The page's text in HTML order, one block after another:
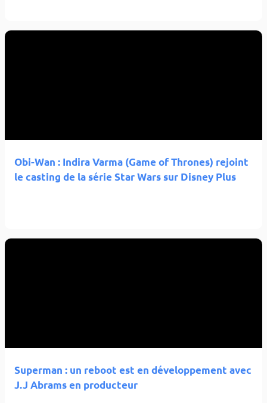
Obi-Wan : Indira Varma (Game of Thrones) rejoint
le casting de la série Star Wars sur Disney Plus
Superman : un reboot est en développement avec
J.J Abrams en producteur